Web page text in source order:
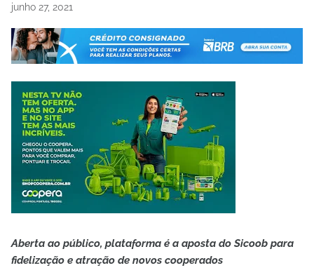
junho 27, 2021
Aberta ao público, plataforma é a aposta do Sicoob para
fidelização e atração de novos cooperados